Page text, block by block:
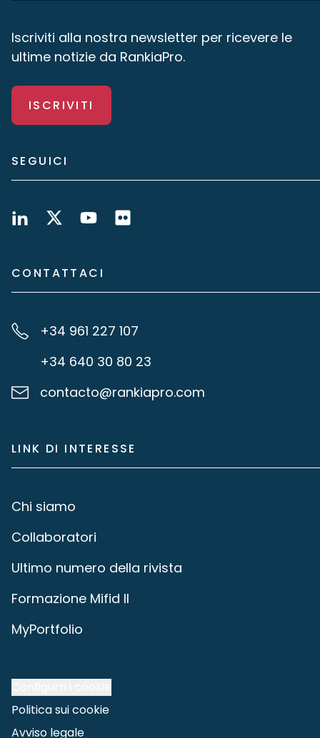
Iscriviti alla nostra newsletter per ricevere le
ultime notizie da RankiaPro.
ISCRIVITI
SEGUICI
CONTATTACI
+34 961 227 107
+34 640 30 80 23
contacto@rankiapro.com
LINK DI INTERESSE
Chi siamo
Collaboratori
Ultimo numero della rivista
Formazione Mifid II
MyPortfolio
Politica sui cookie
Avviso legale